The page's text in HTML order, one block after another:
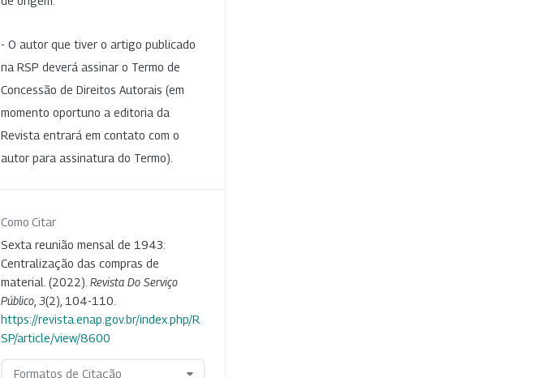
- O autor que tiver o artigo publicado
na RSP deverá assinar o Termo de
Concessão de Direitos Autorais (em
momento oportuno a editoria da
Revista entrará em contato com o
autor para assinatura do Termo).
Como Citar
Sexta reunião mensal de 1943:
Centralização das compras de
material. (2022). Revista Do Serviço
Público 3(2), 104-110.
https://revista.enap.gov.br/index.php/R
SP/article/view/8600
Formatos de Citação